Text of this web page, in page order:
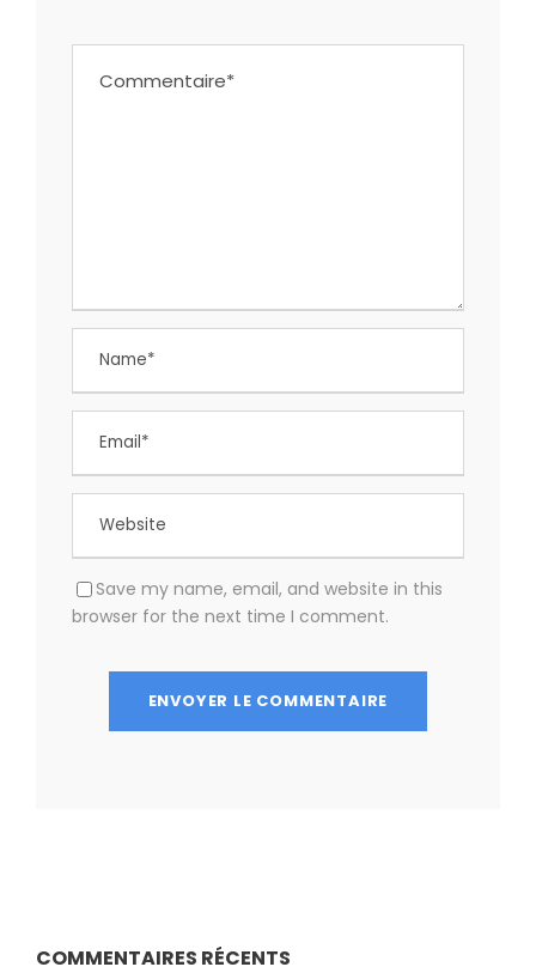
Save my name, email, and website in this
browser for the next time I comment.
COMMENTAIRES RÉCENTS